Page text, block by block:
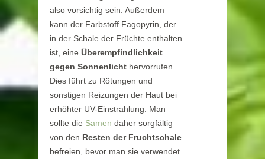
also vorsichtig sein. Außerdem
kann der Farbstoff Fagopyrin, der
in der Schale der Früchte enthalten
ist, eine Überempfindlichkeit
gegen Sonnenlicht hervorrufen.
Dies führt zu Rötungen und
sonstigen Reizungen der Haut bei
erhöhter UV-Einstrahlung. Man
sollte die Samen daher sorgfältig
von den Resten der Fruchtschale
befreien, bevor man sie verwendet.